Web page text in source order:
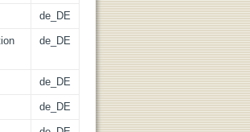
de_DE
de_DE
de_DE
de_DE